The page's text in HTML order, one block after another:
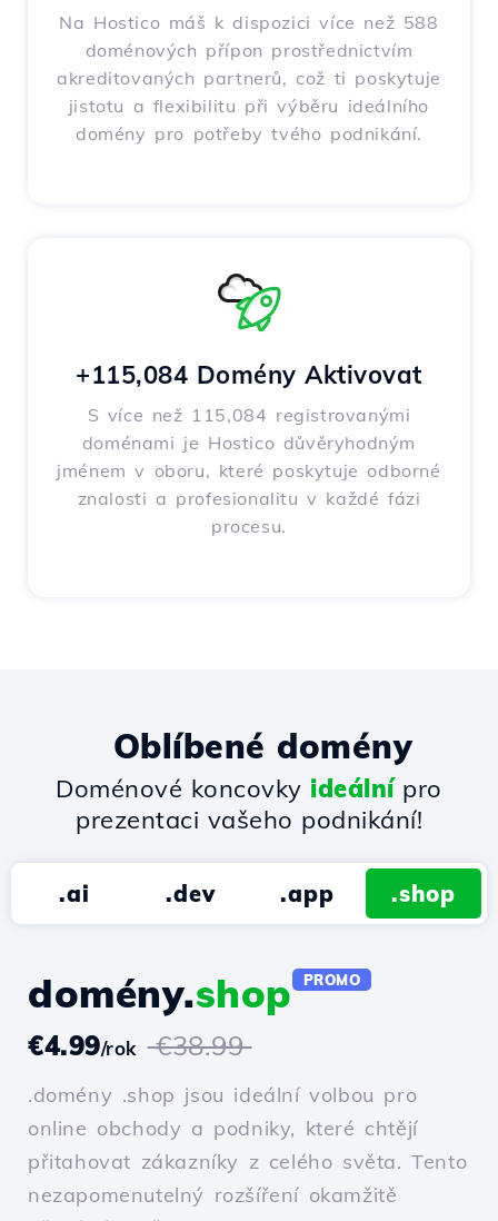
Na Hostico máš k dispozici více než 588
doménových přípon prostřednictvím
akreditovaných partnerů, což ti poskytuje
jistotu a flexibilitu při výběru ideálního
domény pro potřeby tvého podnikání.
+115,084 Domény Aktivovat
S více než 115,084 registrovanými
doménami je Hostico důvěryhodným
jménem v oboru, které poskytuje odborné
znalosti a profesionalitu v každé fázi
procesu.
Oblíbené domény
Doménové koncovky ideálnípro
prezentaci vašeho podnikání!
.ai .dev .app .shop
domény.shop PROMO
€4.99/rok €38.99
.domény .shop jsou ideální volbou pro
online obchody a podniky, které chtějí
přitahovat zákazníky z celého světa. Tento
nezapomenutelný rozšíření okamžitě